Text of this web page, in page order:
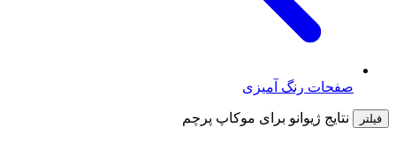
صفحات رنگ آمیزی
فیلتر نتایج ژیوانو برای موکاپ پرچم